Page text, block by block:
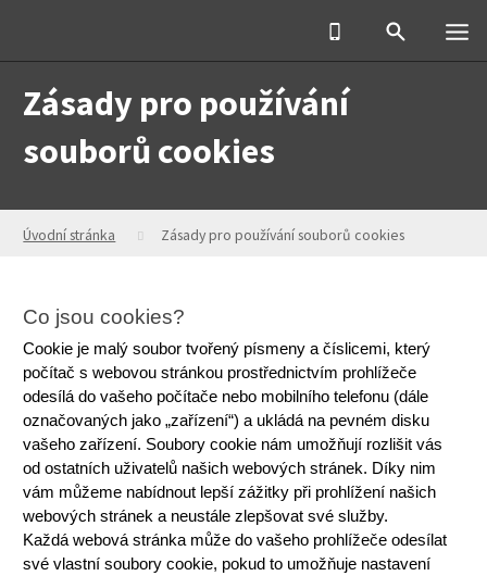
Zásady pro používání
souborů cookies
Úvodní stránka Zásady pro používání souborů cookies
Co jsou cookies?
Cookie je malý soubor tvořený písmeny a číslicemi, který
počítač s webovou stránkou prostřednictvím prohlížeče
odesílá do vašeho počítače nebo mobilního telefonu (dále
označovaných jako „zařízení“) a ukládá na pevném disku
vašeho zařízení. Soubory cookie nám umožňují rozlišit vás
od ostatních uživatelů našich webových stránek. Díky nim
vám můžeme nabídnout lepší zážitky při prohlížení našich
webových stránek a neustále zlepšovat své služby.
Každá webová stránka může do vašeho prohlížeče odesílat
své vlastní soubory cookie, pokud to umožňuje nastavení